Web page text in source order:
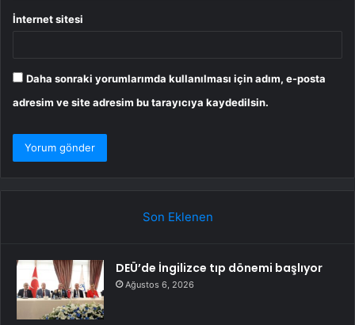
İnternet sitesi
Daha sonraki yorumlarımda kullanılması için adım, e-posta
adresim ve site adresim bu tarayıcıya kaydedilsin.
Son Eklenen
DEÜ’de İngilizce tıp dönemi başlıyor
Ağustos 6, 2026